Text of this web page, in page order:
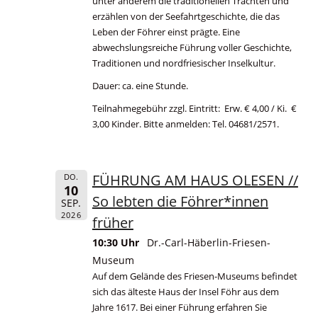
erzählen von der Seefahrtgeschichte, die das
Leben der Föhrer einst prägte. Eine
abwechslungsreiche Führung voller Geschichte,
Traditionen und nordfriesischer Inselkultur.
Dauer: ca. eine Stunde.
Teilnahmegebühr zzgl. Eintritt: Erw. € 4,00 / Ki. €
3,00 Kinder. Bitte anmelden: Tel. 04681/2571.
DO.
10
SEP.
2026
FÜHRUNG AM HAUS OLESEN //
So lebten die Föhrer*innen
früher
10:30 Uhr
Dr.-Carl-Häberlin-Friesen-
Museum
Auf dem Gelände des Friesen-Museums befindet
sich das älteste Haus der Insel Föhr aus dem
Jahre 1617. Bei einer Führung erfahren Sie